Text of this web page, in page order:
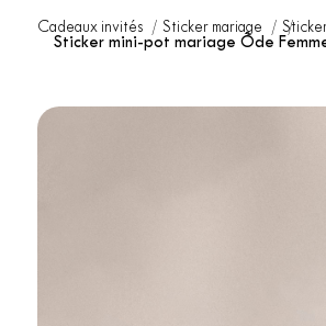
Cadeaux invités Sticker mariage
Sticker mini-pot mariage Ôde